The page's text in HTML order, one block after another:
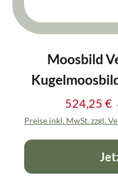
Moosbild
Vollholz
Verkaufspreis:
524,25 €
Preise inkl. MwSt. zzgl.